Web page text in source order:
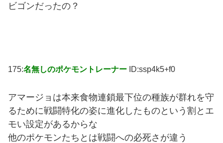
ビゴンだったの？
175:名無しのポケモントレーナー ID:ssp4k5+f0
アマージョは本来食物連鎖最下位の種族が群れを守
るために戦闘特化の姿に進化したものという割とエ
モい設定があるからな
他のポケモンたちとは戦闘への必死さが違う